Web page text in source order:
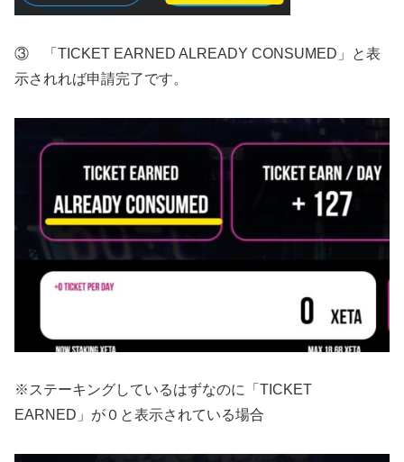
③ 「TICKET EARNED ALREADY CONSUMED」と表
示されれば申請完了です。
※ステーキングしているはずなのに「TICKET
EARNED」が０と表示されている場合